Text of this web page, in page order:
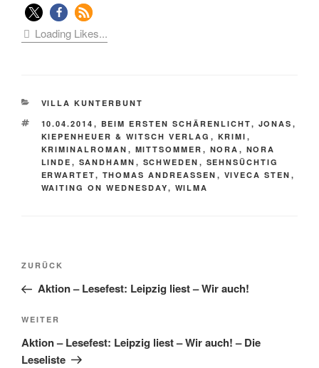
Loading Likes...
KATEGORIEN
VILLA KUNTERBUNT
SCHLAGWÖRTER
10.04.2014 , BEIM ERSTEN SCHÄRENLICHT, JONAS ,
KIEPENHEUER & WITSCH VERLAG , KRIMI ,
KRIMINALROMAN , MITTSOMMER , NORA , NORA
LINDE , SANDHAMN , SCHWEDEN , SEHNSÜCHTIG
ERWARTET, THOMAS ANDREASSEN , VIVECA STEN ,
WAITING ON WEDNESDAY, WILMA
Beitragsnavigation
Vorheriger
Beitrag
ZURÜCK
Aktion – Lesefest: Leipzig liest – Wir auch!
Nächster
Beitrag
WEITER
Aktion – Lesefest: Leipzig liest – Wir auch! – Die
Leseliste